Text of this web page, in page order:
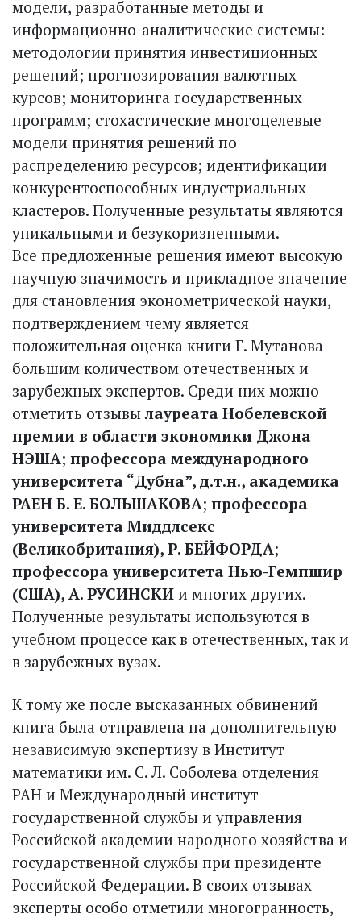
модели, разработанные методы и
информационно-аналитические системы:
методологии принятия инвестиционных
решений; прогнозирования валютных
курсов; мониторинга государственных
программ; стохастические многоцелевые
модели принятия решений по
распределению ресурсов; идентификации
конкурентоспособных индустриальных
кластеров. Полученные результаты являются
уникальными и безукоризненными.
Все предложенные решения имеют высокую
научную значимость и прикладное значение
для становления эконометрической науки,
подтверждением чему является
положительная оценка книги Г. Мутанова
большим количеством отечественных и
зарубежных экспертов. Среди них можно
отметить отзывылауреата Нобелевской
премии в области экономики Джона
НЭША; профессора международного
университета “Дубна”, д.т.н., академика
РАЕН Б. Е. БОЛЬШАКОВА; профессора
университета Миддлсекс
(Великобритания), Р. БЕЙФОРДА;
профессора университета Нью-Гемпшир
(США), А. РУСИНСКИ и многих других.
Полученные результаты используются в
учебном процессе как в отечественных, так и
в зарубежных вузах.
К тому же после высказанных обвинений
книга была отправлена на дополнительную
независимую экспертизу в Институт
математики им. С. Л. Соболева отделения
РАН и Международный институт
государственной службы и управления
Российской академии народного хозяйства и
государственной службы при президенте
Российской Федерации. В своих отзывах
эксперты особо отметили много­гранность,